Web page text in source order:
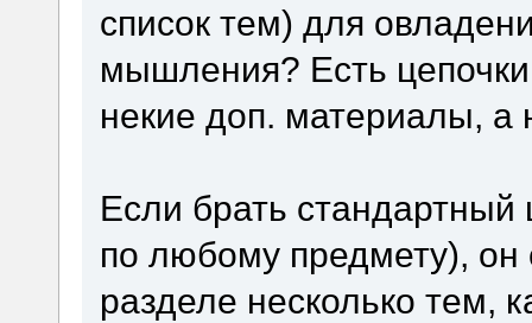
список тем) для
мышления? Есть
некие доп. материалы, а
Если брать стандартный
по любому предмету), он
разделе несколько тем,